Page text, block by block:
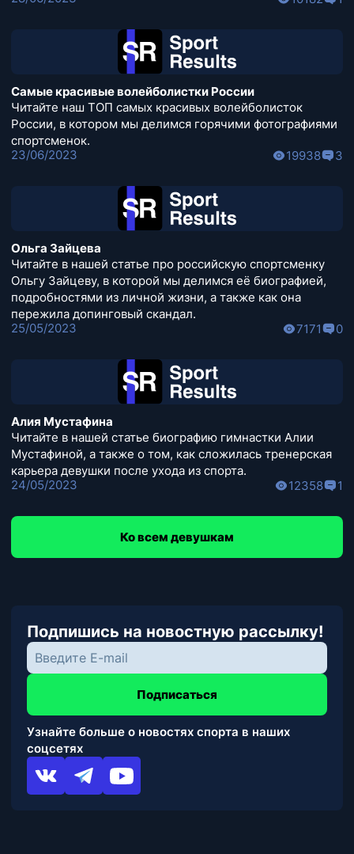
Самые красивые волейболистки России
Читайте наш ТОП самых красивых волейболисток
России, в котором мы делимся горячими фотографиями
спортсменок.
23/06/2023
19938 3
Ольга Зайцева
Читайте в нашей статье про российскую спортсменку
Ольгу Зайцеву, в которой мы делимся её биографией,
подробностями из личной жизни, а также как она
пережила допинговый скандал.
25/05/2023
7171 0
Алия Мустафина
Читайте в нашей статье биографию гимнастки Алии
Мустафиной, а также о том, как сложилась тренерская
карьера девушки после ухода из спорта.
24/05/2023
12358 1
Ко всем девушкам
Подпишись на новостную рассылку!
Подписаться
Узнайте больше о новостях спорта в наших
соцсетях